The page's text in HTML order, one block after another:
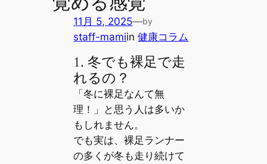
11月 5, 2025—by
staff-mamiin健康コラム
1. 冬でも裸足で走
れるの？
「冬に裸足なんて無
理！」と思う人は多いか
もしれません。
でも実は、裸足ランナー
の多くが冬も走り続けて